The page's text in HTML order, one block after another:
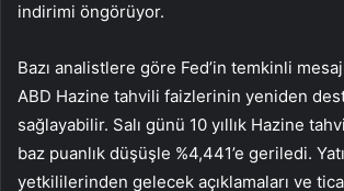
indirimi öngörüyor.
Bazı analistlere göre Fed’in temkinli
ABD Hazine tahvili faizlerinin yeniden
sağlayabilir. Salı günü 10 yıllık Hazine
baz puanlık düşüşle %4,441’e geriledi.
yetkililerinden gelecek açıklamaları ve